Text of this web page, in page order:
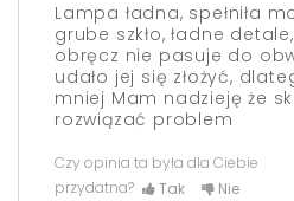
Lampa ładna, spełniła
grube szkło, ładne
obręcz nie pasuje do
udało jej się złożyć,
mniej Mam nadzieję że
rozwiązać problem
Czy opinia ta była dla Ciebie
przydatna?
Tak Nie